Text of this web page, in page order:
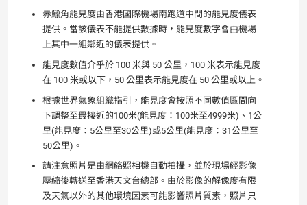
赤鱲角能見度由香港國際機場南跑道中間的能見度儀表
提供。當該儀表不能提供數據時，能見度數字會由機場
上其中一組鄰近的儀表提供。
能見度數值介乎於 100 米與 50 公里，100 米表示能見度
在 100 米或以下，50 公里表示能見度在 50 公里或以上。
根據世界氣象組織指引，能見度會按照不同數值區間向
下調整至最接近的100米(能見度：100米至4999米)、1公
里(能見度：5公里至30公里)或5公里(能見度：31公里至
50公里)。
請注意照片是由網絡照相機自動拍攝，並於現場經影像
壓縮後轉送至香港天文台總部。由於影像的解像度有限
及天氣以外的其他環境因素可能影響照片質素，照片只